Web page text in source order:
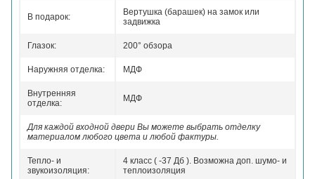
В подарок:
Вертушка (барашек) на замок или
задвижка
Глазок: 200° обзора
Наружняя отделка: МДФ
Внутренняя
отделка:
МДФ
Для каждой входной двери Вы можете выбрать отделку
материалом любого цвета и любой фактуры.
Тепло- и
звукоизоляция:
4 класс ( -37 Дб ). Возможна доп. шумо- и
теплоизоляция